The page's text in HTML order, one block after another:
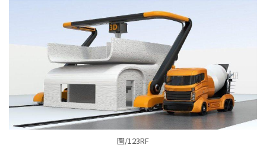
圖/123RF